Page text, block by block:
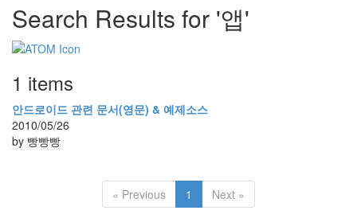
Search Results for '앱'
1 items
안드로이드 관련 문서(영문) & 예제소스
2010/05/26
by 빵빵빵
« Previous 1 Next »